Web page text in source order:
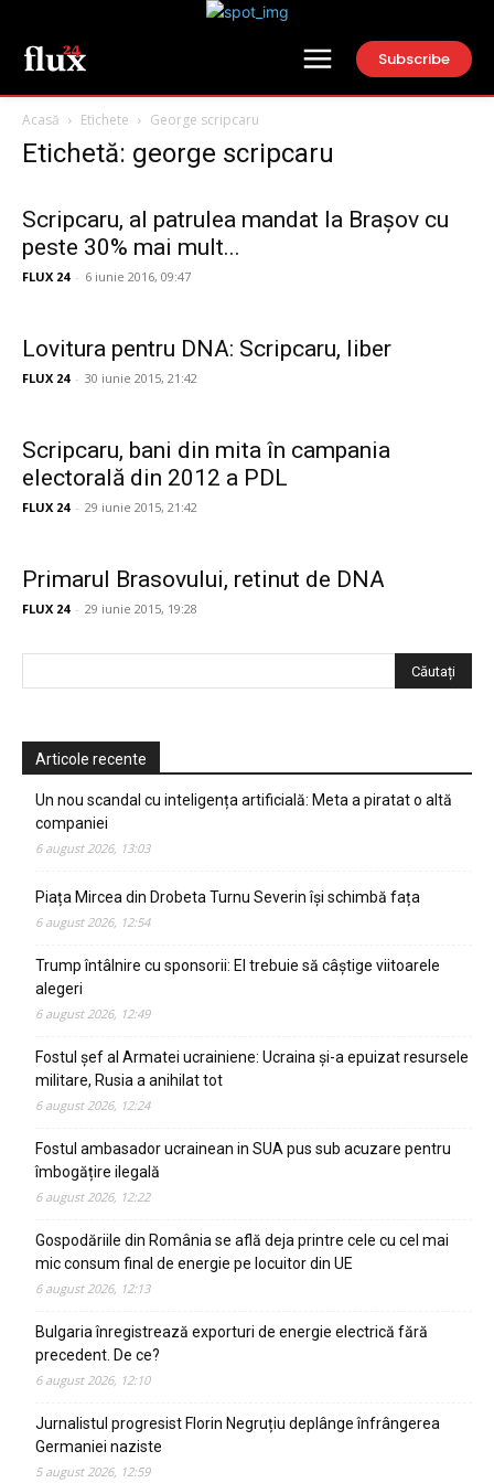
Subscribe
Acasă Etichete George scripcaru
Etichetă: george scripcaru
Scripcaru, al patrulea mandat la Brașov cu
peste 30% mai mult...
FLUX 24 - 6 iunie 2016, 09:47
Lovitura pentru DNA: Scripcaru, liber
FLUX 24 - 30 iunie 2015, 21:42
Scripcaru, bani din mita în campania
electorală din 2012 a PDL
FLUX 24 - 29 iunie 2015, 21:42
Primarul Brasovului, retinut de DNA
FLUX 24 - 29 iunie 2015, 19:28
Articole recente
Un nou scandal cu inteligența artificială: Meta a piratat o altă
companiei
6 august 2026, 13:03
Piața Mircea din Drobeta Turnu Severin își schimbă fața
6 august 2026, 12:54
Trump întâlnire cu sponsorii: El trebuie să câștige viitoarele
alegeri
6 august 2026, 12:49
Fostul șef al Armatei ucrainiene: Ucraina și-a epuizat resursele
militare, Rusia a anihilat tot
6 august 2026, 12:24
Fostul ambasador ucrainean in SUA pus sub acuzare pentru
îmbogățire ilegală
6 august 2026, 12:22
Gospodăriile din România se află deja printre cele cu cel mai
mic consum final de energie pe locuitor din UE
6 august 2026, 12:13
Bulgaria înregistrează exporturi de energie electrică fără
precedent. De ce?
6 august 2026, 12:10
Jurnalistul progresist Florin Negruțiu deplânge înfrângerea
Germaniei naziste
5 august 2026, 12:59